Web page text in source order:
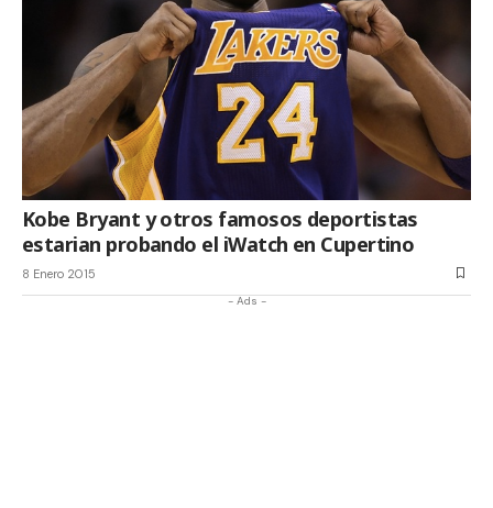
Kobe Bryant y otros famosos deportistas
estarian probando el iWatch en Cupertino
8 Enero 2015
- Ads -